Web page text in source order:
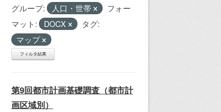
グループ: 人口・世帯
フォー
マット:
DOCX
タグ:
マップ
フィルタ結果
第9回都市計画基礎調査（都市計
画区域別）